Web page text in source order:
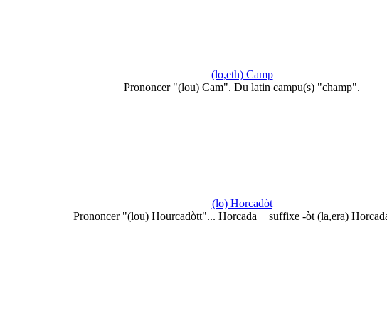
(lo,eth) Camp
Prononcer "(lou) Cam". Du latin campu(s) "champ".
(lo) Horcadòt
Prononcer "(lou) Hourcadòtt"... Horcada + suffixe -òt (la,era)